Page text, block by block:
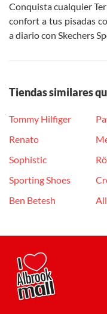
Conquista cualquier
confort a tus pisadas
a diario con Skechers
Tiendas similares
Tommy Hilfiger
Renato
Sophistic
Sporting Shoes
Ben Betesh